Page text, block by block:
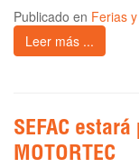
Publicado en Ferias
Leer más ...
SEFAC
MOTORTEC